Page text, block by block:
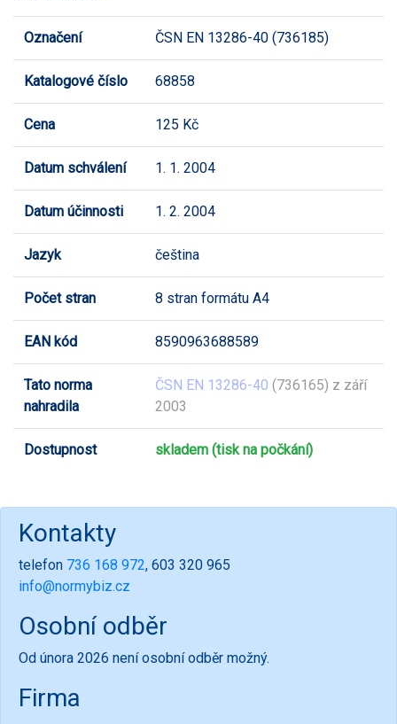
Označení ČSN EN 13286-40 (736185)
Katalogové číslo 68858
Cena 125 Kč
Datum schválení 1. 1. 2004
Datum účinnosti 1. 2. 2004
Jazyk čeština
Počet stran 8 stran formátu A4
EAN kód 8590963688589
Tato norma
nahradila
ČSN EN 13286-40 (736165) z září
2003
Dostupnost skladem (tisk na počkání)
Kontakty
telefon 736 168 972, 603 320 965
info@normybiz.cz
Osobní odběr
Od února 2026 není osobní odběr možný.
Firma